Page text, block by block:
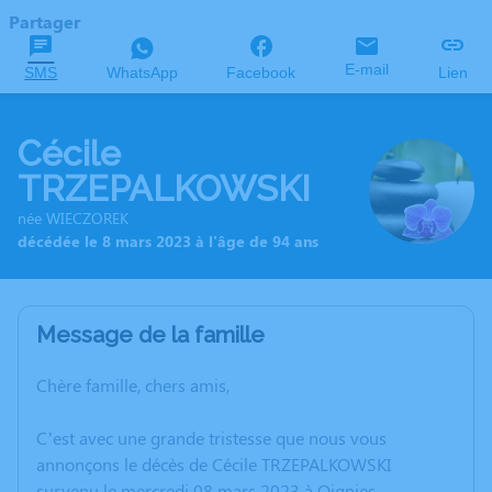
Partager
SMS WhatsApp Facebook E-mail Lien
Cécile
TRZEPALKOWSKI
née WIECZOREK
décédée le 8 mars 2023 à l'âge de 94 ans
Message de la famille
Chère famille, chers amis,
C’est avec une grande tristesse que nous vous
annonçons le décès de Cécile TRZEPALKOWSKI